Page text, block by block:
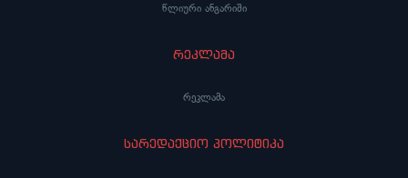
წლიური ანგარიში
რეკლამა
რეკლამა
სარედაქციო პოლიტიკა